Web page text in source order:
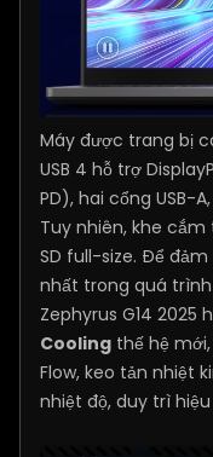
Máy được trang bị
USB 4 hỗ trợ
PD), hai cổng USB-
Tuy nhiên, khe
SD full-size. Để
nhất trong quá trình
Zephyrus G14 2025
Cooling thế hệ
Flow, keo tản nhiệt
nhiệt độ, duy trì